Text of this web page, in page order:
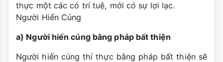
thực một các có trí tuệ, mới có sự lợi lạc.
Người Hiến Cúng
a) Người hiến cúng bằng pháp bất thiện
Người hiến cúng thí thực bằng pháp bất thiện sẽ